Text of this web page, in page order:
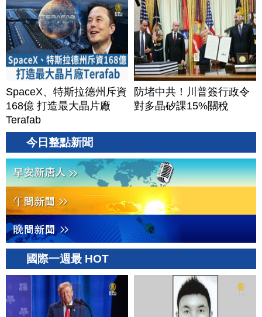
SpaceX、特斯拉德州斥資
168億 打造最大晶片廠
Terafab
防堵中共！川普簽行政令
對多晶矽課15%關稅
今日整點新聞
國際一週最 HOT